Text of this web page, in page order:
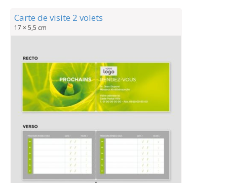
Carte de visite 2 volets
17 × 5,5 cm